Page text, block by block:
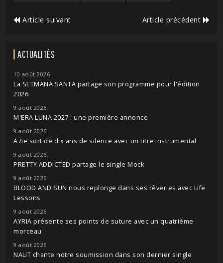
Article suivant Article précédent
ACTUALITÉS
10 août 2026
La SETMANA SANTA partage son programme pour l'édition
2026
9 août 2026
M'ERA LUNA 2027 : une première annonce
9 août 2026
A7ie sort de dix ans de silence avec un titre instrumental
9 août 2026
PRETTY ADDICTED partage le single Mock
9 août 2026
BLOOD AND SUN nous replonge dans ses rêveries avec Life
Lessons
9 août 2026
AYRIA présente ses points de suture avec un quatrième
morceau
9 août 2026
NAUT chante notre soumission dans son dernier single